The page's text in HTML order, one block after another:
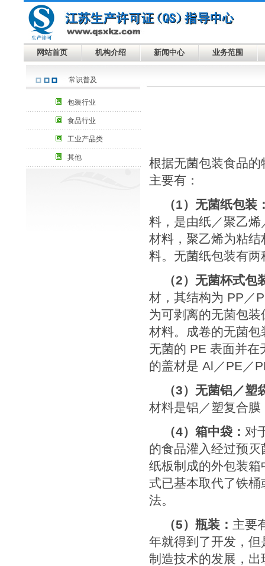
网站首页 机构介绍 新闻中心 业务范围
常识普及
包装行业
食品行业
工业产品类
其他
根据无菌包装食品
主要有：
（1）无菌纸包装
料，是由纸／聚乙
材料，聚乙烯为粘
料。无菌纸包装有
（2）无菌杯式包
材，其结构为 PP ／
为可剥离的无菌包装
材料。成卷的无菌
无菌的 PE 表面并在
的盖材是 Al ／PE ／
（3）无菌铝／塑
材料是铝／塑复合
（4）箱中袋： 对
的食品灌入经过预
纸板制成的外包装
式已基本取代了铁
法。
（5）瓶装： 主要
年就得到了开发，
制造技术的发展，